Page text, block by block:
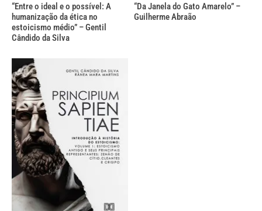
“Entre o ideal e o possível: A
humanização da ética no
estoicismo médio” – Gentil
Cândido da Silva
“Da Janela do Gato Amarelo” –
Guilherme Abraão